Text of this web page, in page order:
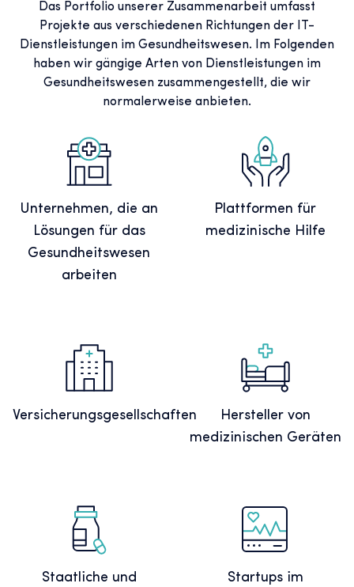
Das Portfolio unserer Zusammenarbeit umfasst
Projekte aus verschiedenen Richtungen der IT-
Dienstleistungen im Gesundheitswesen. Im Folgenden
haben wir gängige Arten von Dienstleistungen im
Gesundheitswesen zusammengestellt, die wir
normalerweise anbieten.
Unternehmen, die an
Lösungen für das
Gesundheitswesen
arbeiten
Plattformen für
medizinische Hilfe
Versicherungsgesellschaften
Hersteller von
medizinischen Geräten
Staatliche und
Startups im